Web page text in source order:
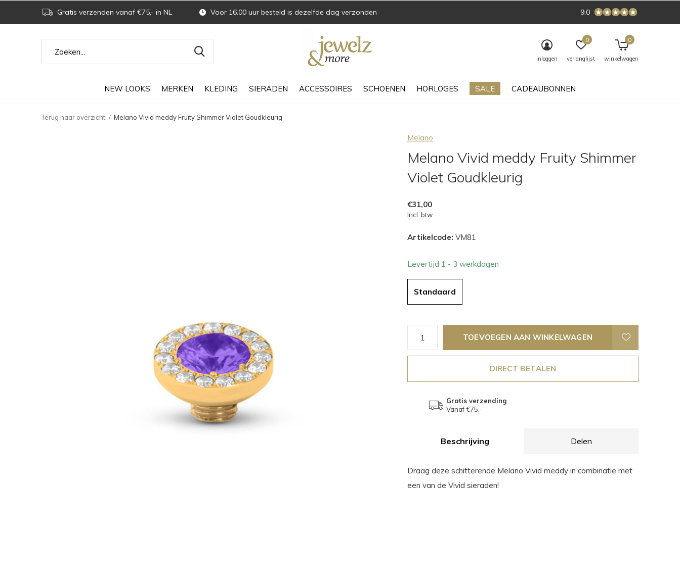
NEW LOOKS MERKEN KLEDING SIERADEN ACCESSOIRES SCHOENEN HORLOGES SALE CADEAUBONNEN
inloggen verlanglijst
0
winkelwagen
0
Gratis verzenden vanaf €75,- in NL Voor 16.00 uur besteld is dezelfde dag verzonden 9.0
Terug naar overzicht Melano Vivid meddy Fruity Shimmer Violet Goudkleurig
Melano
Melano Vivid meddy Fruity Shimmer
Violet Goudkleurig
€31,00
Incl. btw
Artikelcode: VM81
Levertijd 1 - 3 werkdagen
Standaard
TOEVOEGEN AAN WINKELWAGEN
DIRECT BETALEN
Gratis verzending
Vanaf €75,-
Beschrijving Delen
Draag deze schitterende Melano Vivid meddy in combinatie met
een van de Vivid sieraden!